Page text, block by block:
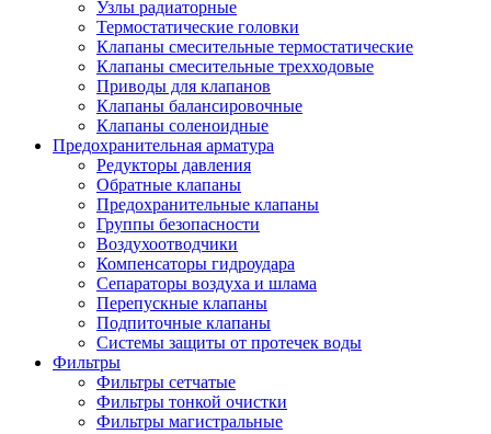
Узлы радиаторные
Термостатические головки
Клапаны смесительные термостатические
Клапаны смесительные трехходовые
Приводы для клапанов
Клапаны балансировочные
Клапаны соленоидные
Предохранительная арматура
Редукторы давления
Обратные клапаны
Предохранительные клапаны
Группы безопасности
Воздухоотводчики
Компенсаторы гидроудара
Сепараторы воздуха и шлама
Перепускные клапаны
Подпиточные клапаны
Системы защиты от протечек воды
Фильтры
Фильтры сетчатые
Фильтры тонкой очистки
Фильтры магистральные